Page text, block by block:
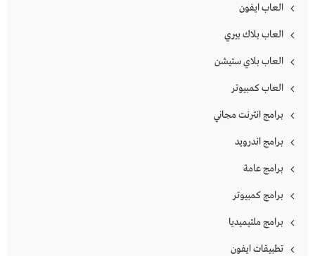
العاب ايفون
العاب بلاك بيري
العاب بلاي ستيشن
العاب كمبيوتر
برامج انترنت مجاني
برامج اندرويد
برامج عامة
برامج كمبيوتر
برامج ملتيميديا
تطبيقات ايفون